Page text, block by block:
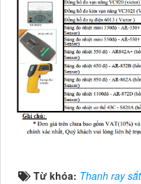
Từ khóa: Thanh ray